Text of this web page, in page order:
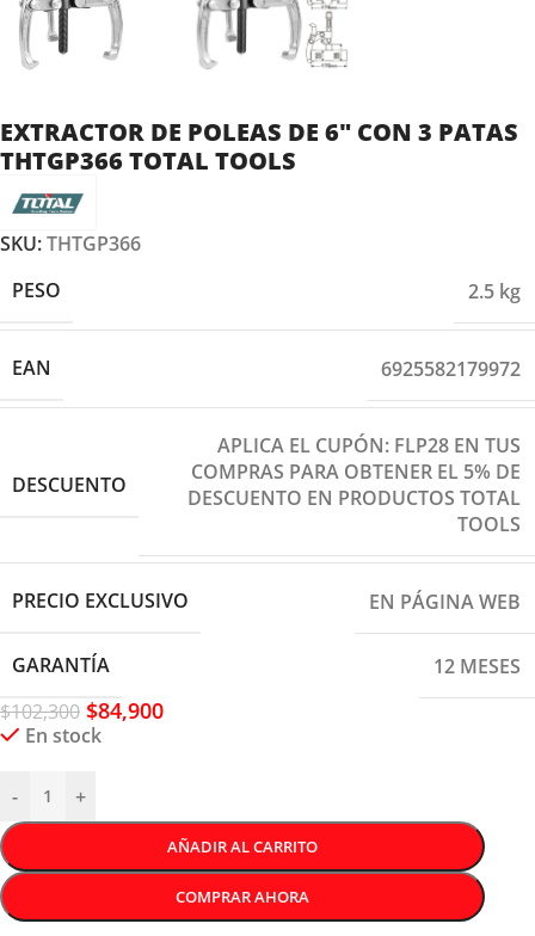
EXTRACTOR DE POLEAS DE 6″ CON 3 PATAS
THTGP366 TOTAL TOOLS
SKU:THTGP366
PESO
2.5 kg
EAN 6925582179972
DESCUENTO
APLICA EL CUPÓN: FLP28 EN TUS
COMPRAS PARA OBTENER EL 5% DE
DESCUENTO EN PRODUCTOS TOTAL
TOOLS
PRECIO EXCLUSIVO EN PÁGINA WEB
GARANTÍA
12 MESES
$102,300 $84,900
En stock
- +
AÑADIR AL CARRITO
COMPRAR AHORA